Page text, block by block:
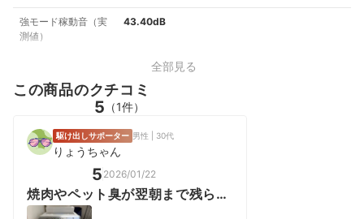
強モード稼動音（実
測値）
43.40dB
全部見る
この商品のクチコミ
5 （1件）
駆け出しサポーター 男性 | 30代
りょうちゃん
5 2026/01/22
焼肉やペット臭が翌朝まで残らな
いのは正直驚き